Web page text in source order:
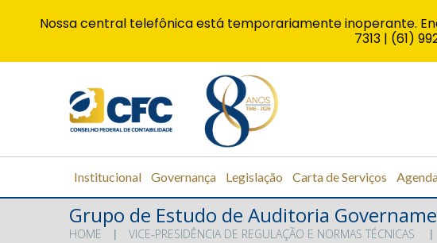
Institucional Governança Legislação Carta de Serviços
Grupo de Estudo de Auditoria
HOME VICE-PRESIDÊNCIA DE REGULAÇÃO E NORMAS TÉCNICAS
Nossa central telefônica está temporariamente inoperante.
7313 | (61)